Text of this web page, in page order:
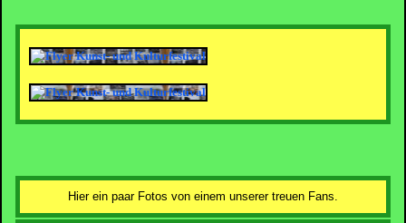
Hier ein paar Fotos von einem unserer treuen Fans.